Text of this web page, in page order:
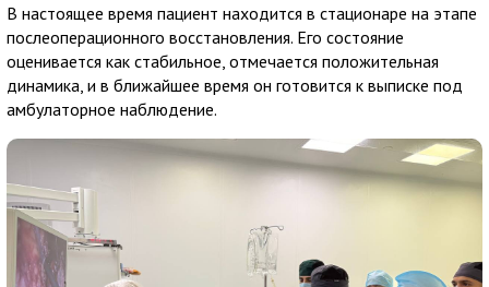
В настоящее время пациент находится в стационаре на этапе
послеоперационного восстановления. Его состояние
оценивается как стабильное, отмечается положительная
динамика, и в ближайшее время он готовится к выписке под
амбулаторное наблюдение.